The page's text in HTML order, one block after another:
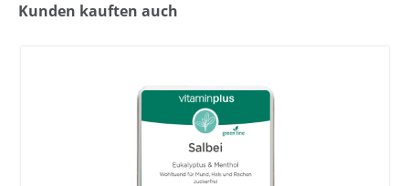
Kunden kauften auch